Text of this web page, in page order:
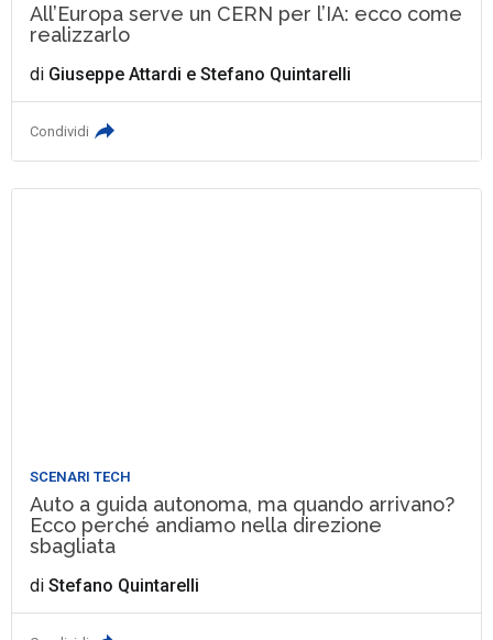
All’Europa serve un CERN per l’IA: ecco come
realizzarlo
di Giuseppe Attardi eStefano Quintarelli
Condividi
SCENARI TECH
Auto a guida autonoma, ma quando arrivano?
Ecco perché andiamo nella direzione
sbagliata
diStefano Quintarelli